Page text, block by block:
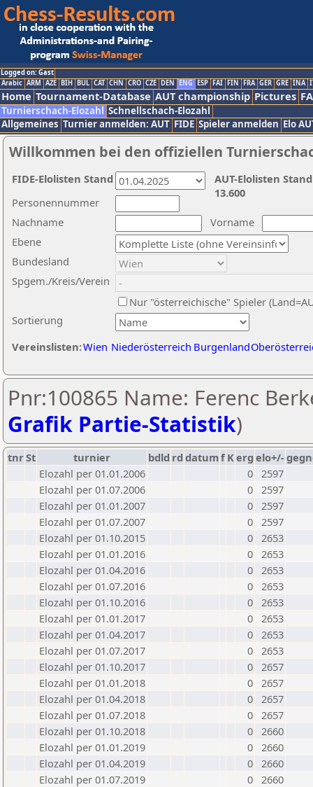
Logged on: Gast
Arabic ARM AZE BIH BUL CAT CHN CRO CZE DEN ENG ESP FAI FIN FRA GER GRE INA
Home Tournament-Database AUT championship Pictures
Turnierschach-Elozahl Schnellschach-Elozahl
Allgemeines Turnier anmelden: AUT FIDE Spieler anmelden Elo
Willkommen bei den offiziellen
Nachname
Vorname
Ebene
Sortierung
Personennummer
Bundesland
Spgem./Kreis/Verein
Nur "österreichische" Spieler
Vereinslisten:Wien Niederösterreich Burgenland
AUT-Elolisten
13.600
FIDE-Elolisten Stand
Pnr:100865 Name: Ferenc
Grafik Partie-Statistik)
tnrSt turnier bdld rd datumf Kerg elo+/-
Elozahl per 01.01.2006
0 2597
Elozahl per 01.07.2006
0 2597
Elozahl per 01.01.2007
0 2597
Elozahl per 01.07.2007
0 2597
Elozahl per 01.10.2015
0 2653
Elozahl per 01.01.2016
0 2653
Elozahl per 01.04.2016
0 2653
Elozahl per 01.07.2016
0 2653
Elozahl per 01.10.2016
0 2653
Elozahl per 01.01.2017
0 2653
Elozahl per 01.04.2017
0 2653
Elozahl per 01.07.2017
0 2653
Elozahl per 01.10.2017
0 2657
Elozahl per 01.01.2018
0 2657
Elozahl per 01.04.2018
0 2657
Elozahl per 01.07.2018
0 2657
Elozahl per 01.10.2018
0 2660
Elozahl per 01.01.2019
0 2660
Elozahl per 01.04.2019
0 2660
Elozahl per 01.07.2019
0 2660